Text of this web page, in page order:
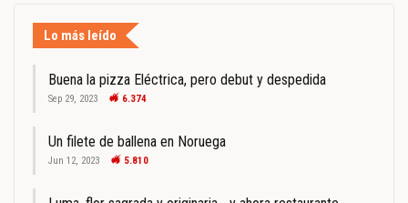
Lo más leído
Buena la pizza Eléctrica, pero debut y despedida
Sep 29, 2023 6.374
Un filete de ballena en Noruega
Jun 12, 2023 5.810